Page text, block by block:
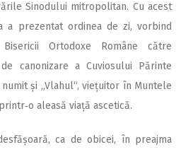
Sinodului mitropolitan. Cu acest
a prezentat ordinea de zi, vorbind
Ortodoxe Române către
canonizare a Cuviosului Părinte
și „Vlahul“, viețui­tor în Muntele
aleasă viață ascetică.
ca de obicei, în preajma